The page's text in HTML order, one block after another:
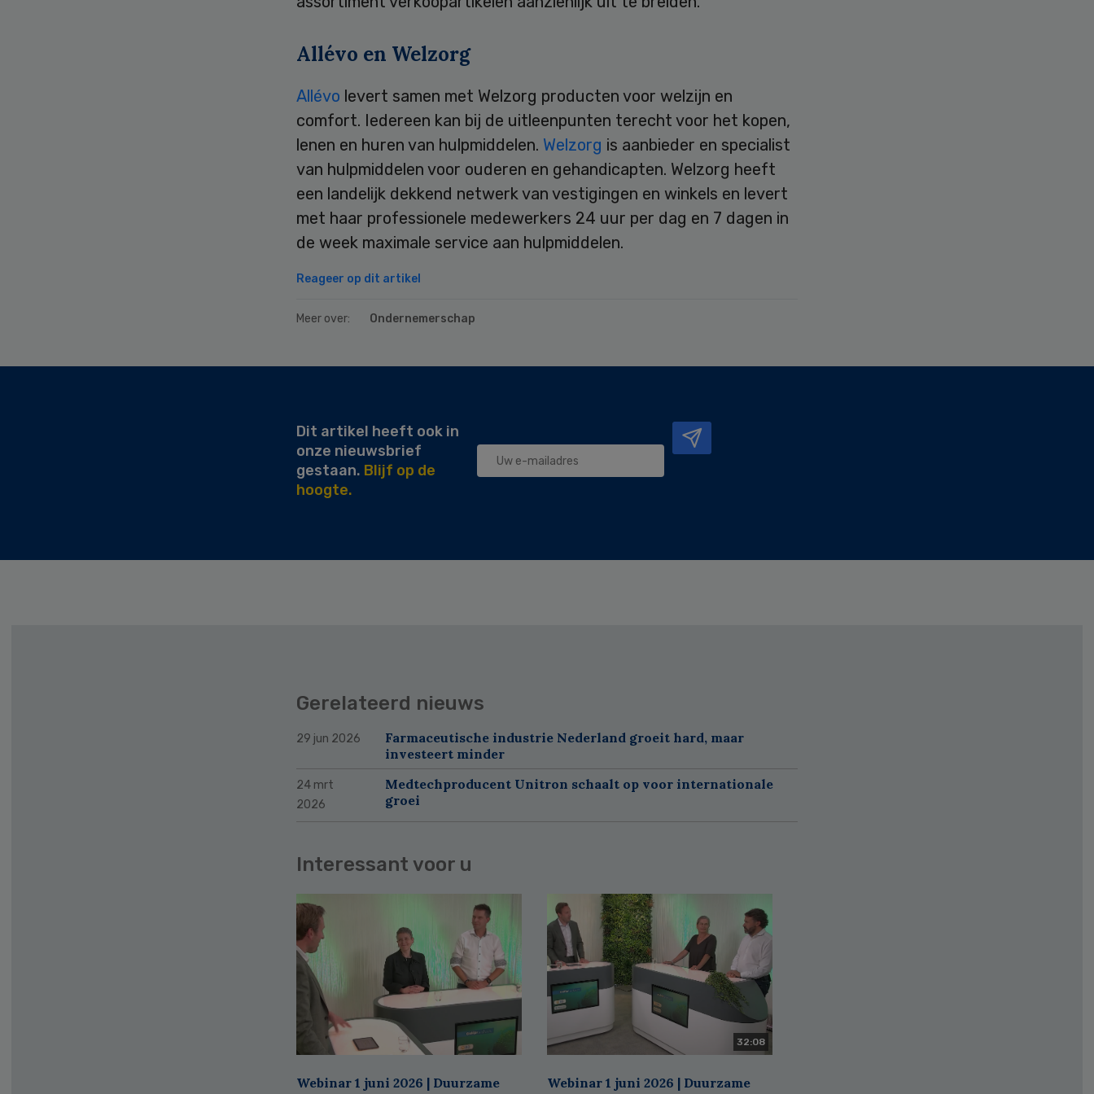
Allévo en Welzorg
Allévo levert samen met Welzorg producten voor welzijn en
comfort. Iedereen kan bij de uitleenpunten terecht voor het kopen,
lenen en huren van hulpmiddelen. Welzorg is aanbieder en specialist
van hulpmiddelen voor ouderen en gehandicapten. Welzorg heeft
een landelijk dekkend netwerk van vestigingen en winkels en levert
met haar professionele medewerkers 24 uur per dag en 7 dagen in
de week maximale service aan hulpmiddelen.
Reageer op dit artikel
Meer over: Ondernemerschap
Dit artikel heeft ook in
onze nieuwsbrief
gestaan. Blijf op de
hoogte.
Gerelateerd nieuws
29 jun 2026
Farmaceutische industrie Nederland groeit hard, maar
investeert minder
24 mrt
2026
Medtechproducent Unitron schaalt op voor internationale
groei
Interessant voor u
Webinar 1 juni 2026 | Duurzame
32:08
Webinar 1 juni 2026 | Duurzame